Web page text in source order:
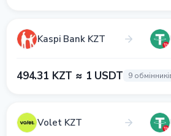
Kaspi Bank KZT
494.31 KZT ≈ 1 USDT 9
Volet KZT